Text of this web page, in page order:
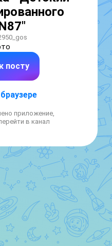
посту
приложение,
в канал